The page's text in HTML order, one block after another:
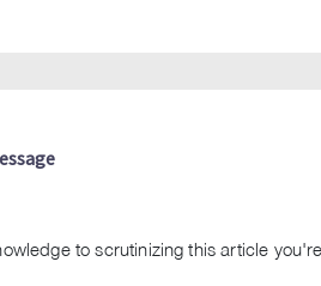
to scrutinizing this article